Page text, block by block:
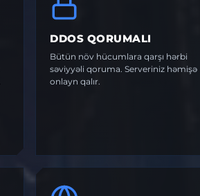
DDOS QORUMALI
Bütün növ hücumlara qarşı hərbi
səviyyəli qoruma. Serveriniz həmişə
onlayn qalır.